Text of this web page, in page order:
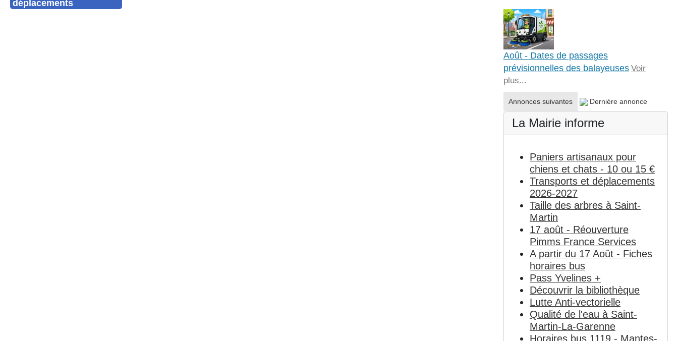
déplacements
Août - Dates de passages
prévisionnelles des balayeuses Voir
plus...
Annonces suivantes Dernière annonce
La Mairie informe
Paniers artisanaux pour
chiens et chats - 10 ou 15 €
Transports et déplacements
2026-2027
Taille des arbres à Saint-
Martin
17 août - Réouverture
Pimms France Services
A partir du 17 Août - Fiches
horaires bus
Pass Yvelines +
Découvrir la bibliothèque
Lutte Anti-vectorielle
Qualité de l'eau à Saint-
Martin-La-Garenne
Horaires bus 1119 - Mantes-